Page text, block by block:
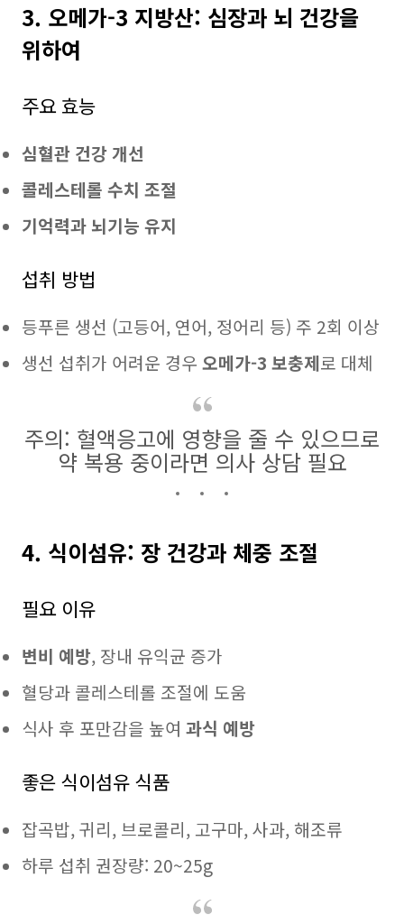
3. 오메가-3 지방산: 심장과 뇌 건강을
위하여
주요 효능
심혈관 건강 개선
콜레스테롤 수치 조절
기억력과 뇌기능 유지
섭취 방법
등푸른 생선 (고등어, 연어, 정어리 등) 주 2회 이상
생선 섭취가 어려운 경우 오메가-3 보충제로 대체
주의: 혈액응고에 영향을 줄 수 있으므로
약 복용 중이라면 의사 상담 필요
4. 식이섬유: 장 건강과 체중 조절
필요 이유
변비 예방, 장내 유익균 증가
혈당과 콜레스테롤 조절에 도움
식사 후 포만감을 높여 과식 예방
좋은 식이섬유 식품
잡곡밥, 귀리, 브로콜리, 고구마, 사과, 해조류
하루 섭취 권장량: 20~25g